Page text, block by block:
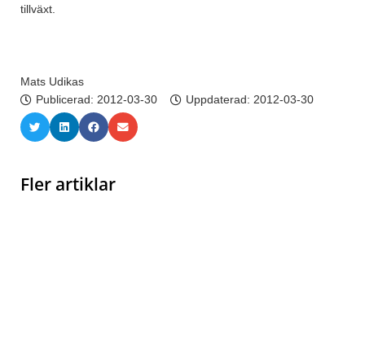
tillväxt.
Mats Udikas
Publicerad: 2012-03-30 Uppdaterad: 2012-03-30
Fler artiklar